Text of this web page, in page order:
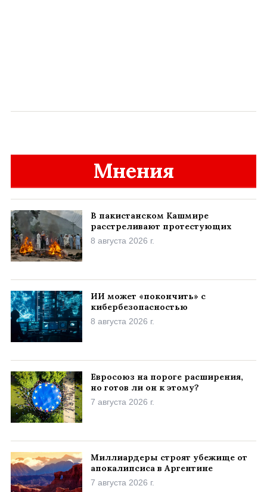
Мнения
В пакистанском Кашмире
расстреливают протестующих
8 августа 2026 г.
ИИ может «покончить» с
кибербезопасностью
8 августа 2026 г.
Евросоюз на пороге расширения,
но готов ли он к этому?
7 августа 2026 г.
Миллиардеры строят убежище от
апокалипсиса в Аргентине
7 августа 2026 г.